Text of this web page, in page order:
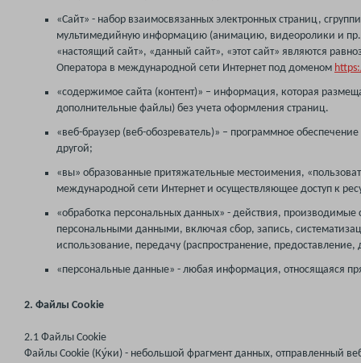
«Сайт» - набор взаимосвязанных электронных страниц,
мультимедийную информацию (анимацию, видеоролики и
«настоящий сайт», «данный сайт», «этот сайт» являются
Оператора в международной сети Интернет под доменом
«содержимое сайта (контент)» – информация, которая
дополнительные файлы) без учета оформления страниц.
«веб-браузер (веб-обозреватель)» – программное
другой;
«вы» образованные притяжательные местоимения,
международной сети Интернет и осуществляющее доступ к
«обработка персональных данных» - действия, производимые
персональными данными, включая сбор, запись,
использование, передачу (распространение,
«персональные данные» - любая информация, относящаяся
2. Файлы Cookie
2.1 Файлы Cookie
Файлы Cookie (Ку́ки) - небольшой фрагмент данных, отправленный